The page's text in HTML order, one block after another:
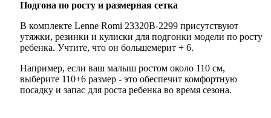
Подгона по росту и размерная сетка
В комплекте Lenne Romi 23320B-2299 присутствуют
утяжки, резинки и кулиски для подгонки модели по росту
ребенка. Учтите, что он большемерит + 6.
Например, если ваш малыш ростом около 110 см,
выберите 110+6 размер - это обеспечит комфортную
посадку и запас для роста ребенка во время сезона.